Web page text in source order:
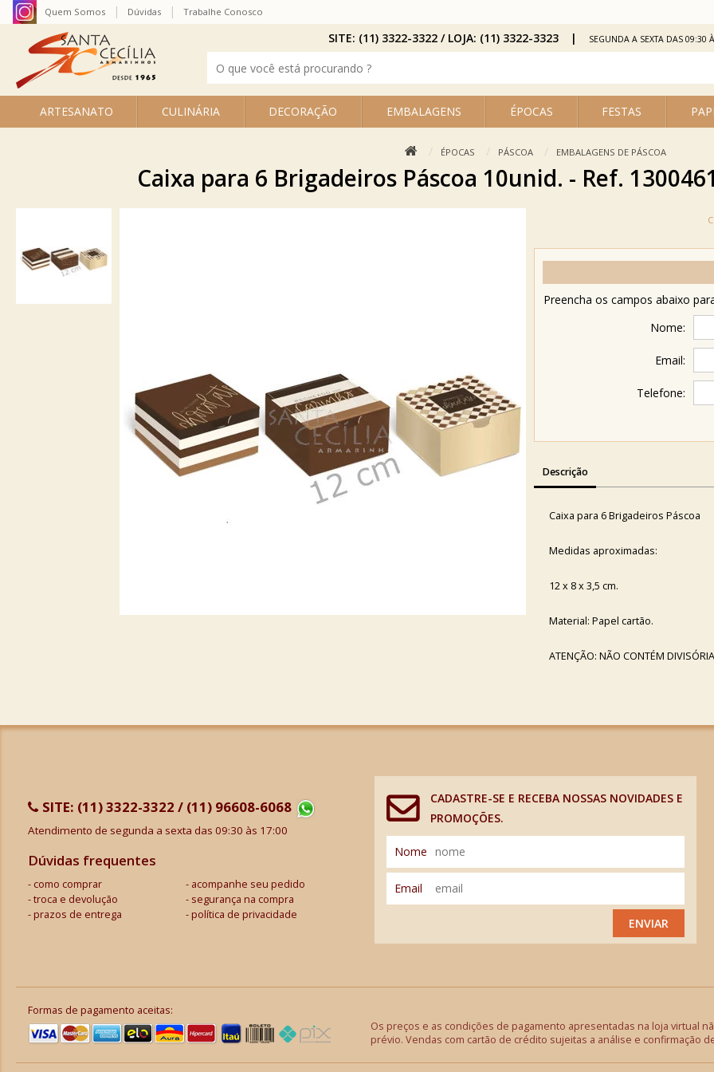
ARTESANATO CULINÁRIA DECORAÇÃO EMBALAGENS ÉPOCAS FESTAS
Quem Somos Dúvidas Trabalhe Conosco
SITE: (11) 3322-3322 / LOJA: (11) 3322-3323 SEGUNDA A SEXTA DAS 09:30
ÉPOCAS PÁSCOA EMBALAGENS DE PÁSCOA
Caixa para 6 Brigadeiros Páscoa 10unid. - Ref.
Preencha os campos abaixo
Nome:
Email:
Telefone:
Descrição
Caixa para 6 Brigadeiros Páscoa
Medidas aproximadas:
12 x 8 x 3,5 cm.
Material: Papel cartão.
ATENÇÃO: NÃO CONTÉM
SITE: (11) 3322-3322 / (11) 96608-6068
Atendimento de segunda a sexta das 09:30 às 17:00
Dúvidas frequentes
como comprar
acompanhe seu pedido
troca e devolução
segurança na compra
prazos de entrega
política de privacidade
CADASTRE-SE E RECEBA NOSSAS NOVIDADES E
PROMOÇÕES.
Nome
Email
ENVIAR
Formas de pagamento aceitas:
Os preços e as condições de pagamento apresentadas na loja virtual
prévio. Vendas com cartão de crédito sujeitas a análise e confirmação